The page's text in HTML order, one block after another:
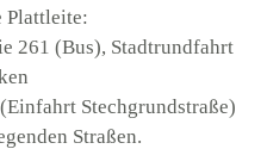
Plattleite:
261 (Bus), Stadtrundfahrt
Stechgrundstraße)
Straßen.